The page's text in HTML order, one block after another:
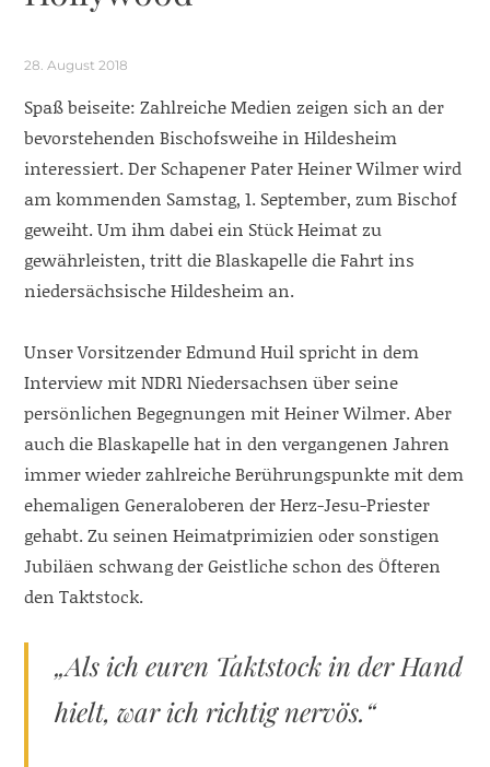
28. August 2018
Spaß beiseite: Zahlreiche Medien zeigen sich an der
bevorstehenden Bischofsweihe in Hildesheim
interessiert. Der Schapener Pater Heiner Wilmer wird
am kommenden Samstag, 1. September, zum Bischof
geweiht. Um ihm dabei ein Stück Heimat zu
gewährleisten, tritt die Blaskapelle die Fahrt ins
niedersächsische Hildesheim an.
Unser Vorsitzender Edmund Huil spricht in dem
Interview mit NDR1 Niedersachsen über seine
persönlichen Begegnungen mit Heiner Wilmer. Aber
auch die Blaskapelle hat in den vergangenen Jahren
immer wieder zahlreiche Berührungspunkte mit dem
ehemaligen Generaloberen der Herz-Jesu-Priester
gehabt. Zu seinen Heimatprimizien oder sonstigen
Jubiläen schwang der Geistliche schon des Öfteren
den Taktstock.
„Als ich euren Taktstock in der Hand
hielt, war ich richtig nervös.“